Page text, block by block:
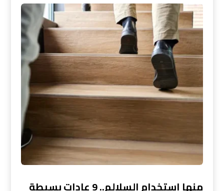
منها استخدام السلالم.. 9 عادات بسيطة